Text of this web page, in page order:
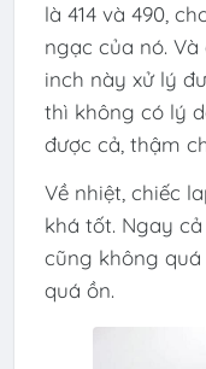
là 414 và 490,
ngạc của nó. Và
inch này xử lý
thì không có lý
được cả, thậm
Về nhiệt, chiếc
khá tốt. Ngay
cũng không
quá ồn.